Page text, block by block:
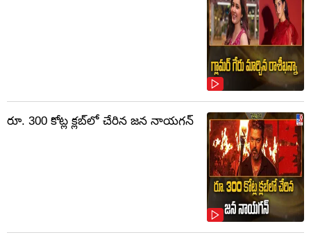
రూ. 300 కోట్ల క్లబ్‌లో చేరిన జన నాయగన్